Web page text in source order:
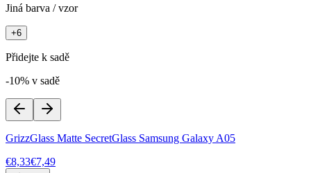
Jiná barva / vzor
+6
Přidejte k sadě
-10% v sadě
GrizzGlass Matte SecretGlass Samsung Galaxy A05
€8,33€7,49